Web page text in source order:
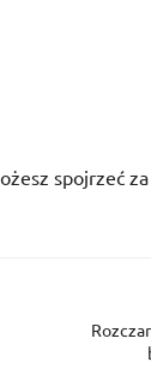
spojrzeć